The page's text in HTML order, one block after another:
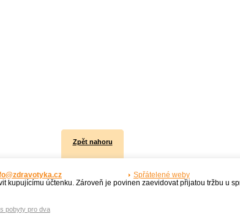
Zpět nahoru
kupujícímu účtenku. Zároveň je povinen zaevidovat přijatou tržbu u
Spřátelené weby
pobyty pro dva